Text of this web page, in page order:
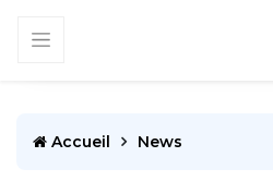
Accueil News